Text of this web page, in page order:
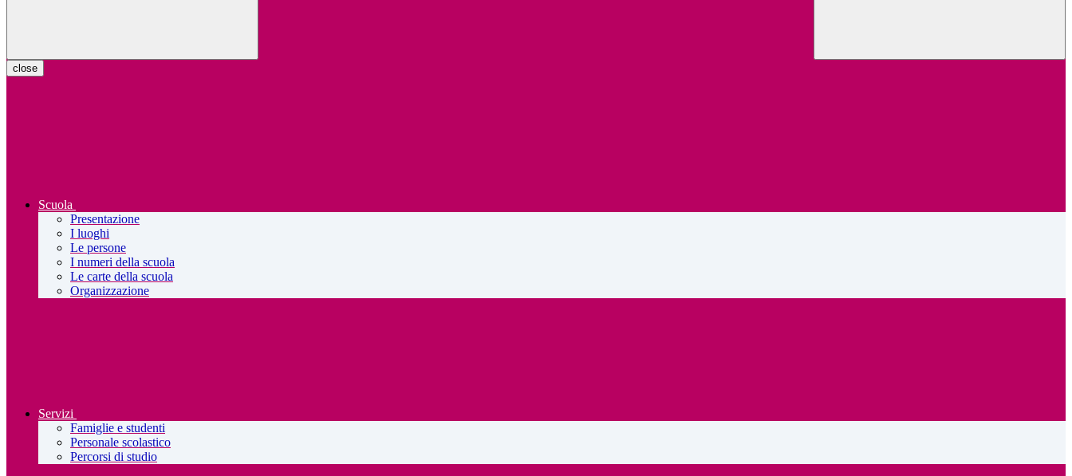
close
Scuola
Presentazione
I luoghi
Le persone
I numeri della scuola
Le carte della scuola
Organizzazione
Servizi
Famiglie e studenti
Personale scolastico
Percorsi di studio